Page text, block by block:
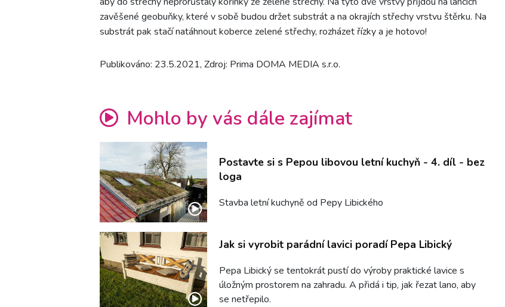
zavěšené geobuňky, které v sobě budou držet substrát a na okrajích střechy vrstvu štěrku. Na
substrát pak stačí natáhnout koberce zelené střechy, rozházet řízky a je hotovo!
Publikováno: 23.5.2021, Zdroj: Prima DOMA MEDIA s.r.o.
Mohlo by vás dále zajímat
Postavte si s Pepou libovou letní kuchyň - 4. díl - bez
loga
Stavba letní kuchyně od Pepy Libického
Jak si vyrobit parádní lavici poradí Pepa Libický
Pepa Libický se tentokrát pustí do výroby praktické lavice s
úložným prostorem na zahradu. A přidá i tip, jak řezat lano, aby
se netřepilo.